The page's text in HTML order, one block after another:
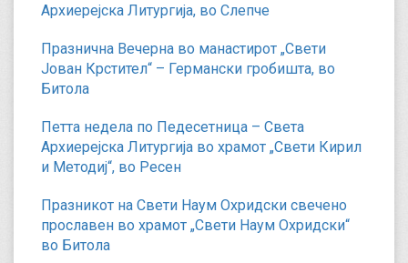
Архиерејска Литургија, во Слепче
Празнична Вечерна во манастирот „Свети
Јован Крстител“ – Германски гробишта, во
Битола
Петта недела по Педесетница – Света
Архиерејска Литургија во храмот „Свети Кирил
и Методиј“, во Ресен
Празникот на Свети Наум Охридски свечено
прославен во храмот „Свети Наум Охридски“
во Битола